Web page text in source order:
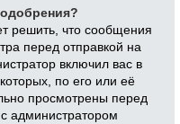
решить, что сообщения
перед отправкой на
включил вас в
по его или её
просмотрены перед
администратором